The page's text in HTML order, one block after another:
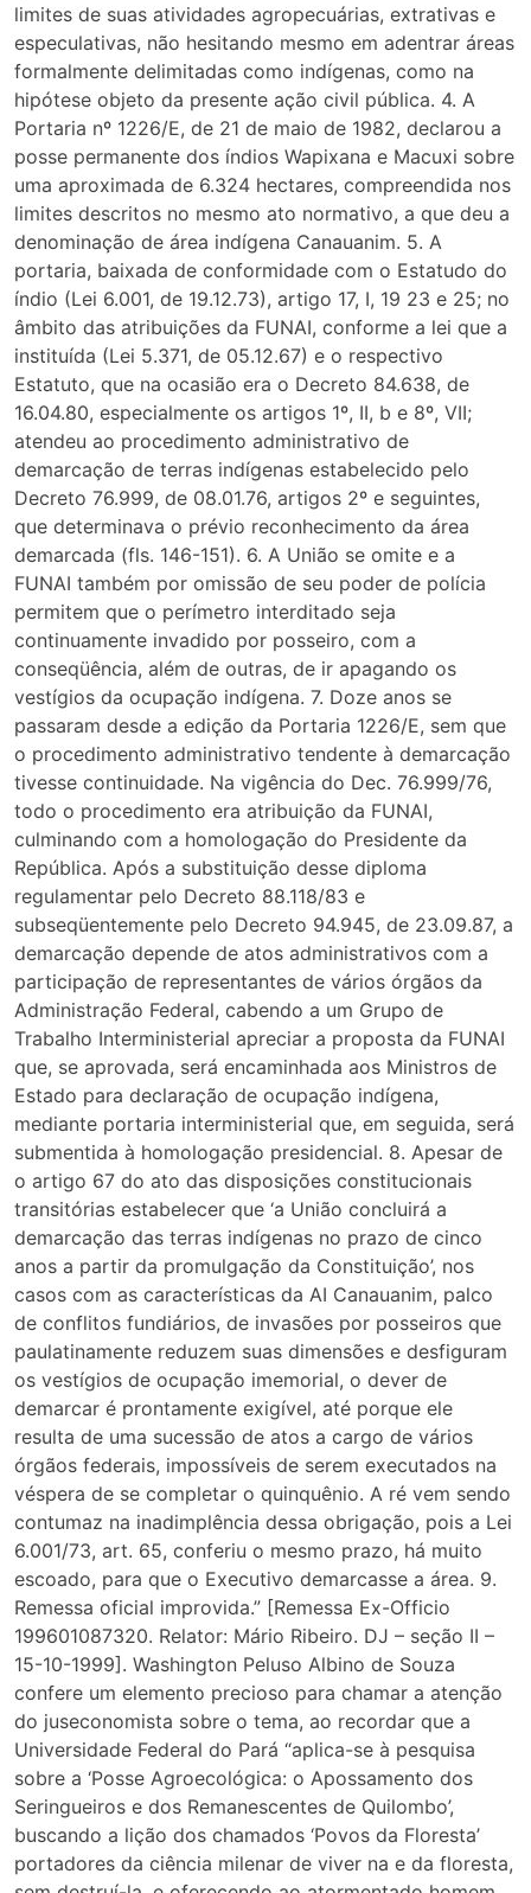
limites de suas atividades agropecuárias, extrativas e
especulativas, não hesitando mesmo em adentrar áreas
formalmente delimitadas como indígenas, como na
hipótese objeto da presente ação civil pública. 4. A
Portaria nº 1226/E, de 21 de maio de 1982, declarou a
posse permanente dos índios Wapixana e Macuxi sobre
uma aproximada de 6.324 hectares, compreendida nos
limites descritos no mesmo ato normativo, a que deu a
denominação de área indígena Canauanim. 5. A
portaria, baixada de conformidade com o Estatudo do
índio (Lei 6.001, de 19.12.73), artigo 17, I, 19 23 e 25; no
âmbito das atribuições da FUNAI, conforme a lei que a
instituída (Lei 5.371, de 05.12.67) e o respectivo
Estatuto, que na ocasião era o Decreto 84.638, de
16.04.80, especialmente os artigos 1º, II, b e 8º, VII;
atendeu ao procedimento administrativo de
demarcação de terras indígenas estabelecido pelo
Decreto 76.999, de 08.01.76, artigos 2º e seguintes,
que determinava o prévio reconhecimento da área
demarcada (fls. 146-151). 6. A União se omite e a
FUNAI também por omissão de seu poder de polícia
permitem que o perímetro interditado seja
continuamente invadido por posseiro, com a
conseqüência, além de outras, de ir apagando os
vestígios da ocupação indígena. 7. Doze anos se
passaram desde a edição da Portaria 1226/E, sem que
o procedimento administrativo tendente à demarcação
tivesse continuidade. Na vigência do Dec. 76.999/76,
todo o procedimento era atribuição da FUNAI,
culminando com a homologação do Presidente da
República. Após a substituição desse diploma
regulamentar pelo Decreto 88.118/83 e
subseqüentemente pelo Decreto 94.945, de 23.09.87, a
demarcação depende de atos administrativos com a
participação de representantes de vários órgãos da
Administração Federal, cabendo a um Grupo de
Trabalho Interministerial apreciar a proposta da FUNAI
que, se aprovada, será encaminhada aos Ministros de
Estado para declaração de ocupação indígena,
mediante portaria interministerial que, em seguida, será
submentida à homologação presidencial. 8. Apesar de
o artigo 67 do ato das disposições constitucionais
transitórias estabelecer que ‘a União concluirá a
demarcação das terras indígenas no prazo de cinco
anos a partir da promulgação da Constituição’, nos
casos com as características da AI Canauanim, palco
de conflitos fundiários, de invasões por posseiros que
paulatinamente reduzem suas dimensões e desfiguram
os vestígios de ocupação imemorial, o dever de
demarcar é prontamente exigível, até porque ele
resulta de uma sucessão de atos a cargo de vários
órgãos federais, impossíveis de serem executados na
véspera de se completar o quinquênio. A ré vem sendo
contumaz na inadimplência dessa obrigação, pois a Lei
6.001/73, art. 65, conferiu o mesmo prazo, há muito
escoado, para que o Executivo demarcasse a área. 9.
Remessa oficial improvida.” [Remessa Ex-Officio
199601087320. Relator: Mário Ribeiro. DJ – seção II –
15-10-1999]. Washington Peluso Albino de Souza
confere um elemento precioso para chamar a atenção
do juseconomista sobre o tema, ao recordar que a
Universidade Federal do Pará “aplica-se à pesquisa
sobre a ‘Posse Agroecológica: o Apossamento dos
Seringueiros e dos Remanescentes de Quilombo’,
buscando a lição dos chamados ‘Povos da Floresta’
portadores da ciência milenar de viver na e da floresta,